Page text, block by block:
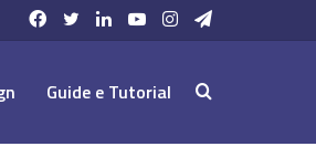
Telegram
Instagram
YouTube
LinkedIn
Twitter
Facebook
Guide e Tutorial Cerca: